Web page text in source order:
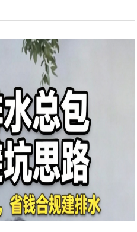
仅大幅提升了设施卫生与水质安全
“提升供水工作的自动化、数字
如何布局、从容应对？作为专业的